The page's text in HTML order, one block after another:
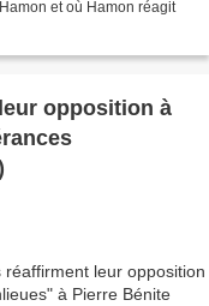
et où Hamon réagit
opposition à